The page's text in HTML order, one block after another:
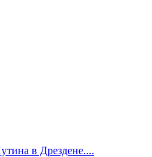
в Дрездене....